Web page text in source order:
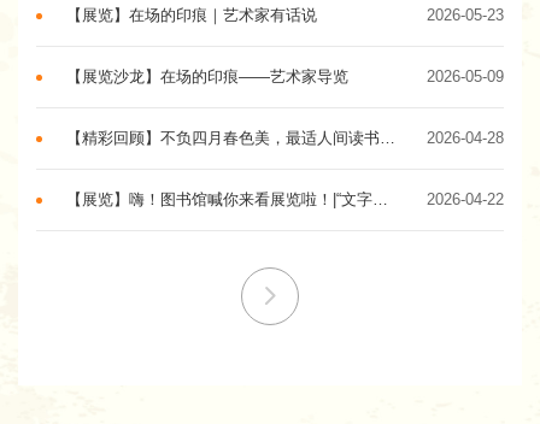
2026-05-23
【展览】在场的印痕｜艺术家有话说
2026-05-09
【展览沙龙】在场的印痕——艺术家导览
2026-04-28
【精彩回顾】不负四月春色美，最适人间读书时——“City Read”阅读活动圆满落幕！
2026-04-22
【展览】嗨！图书馆喊你来看展览啦！|“文字之下——书籍演进简史”——从“刻字狂魔”到“电子书”：这波“进化”太酷炫了！